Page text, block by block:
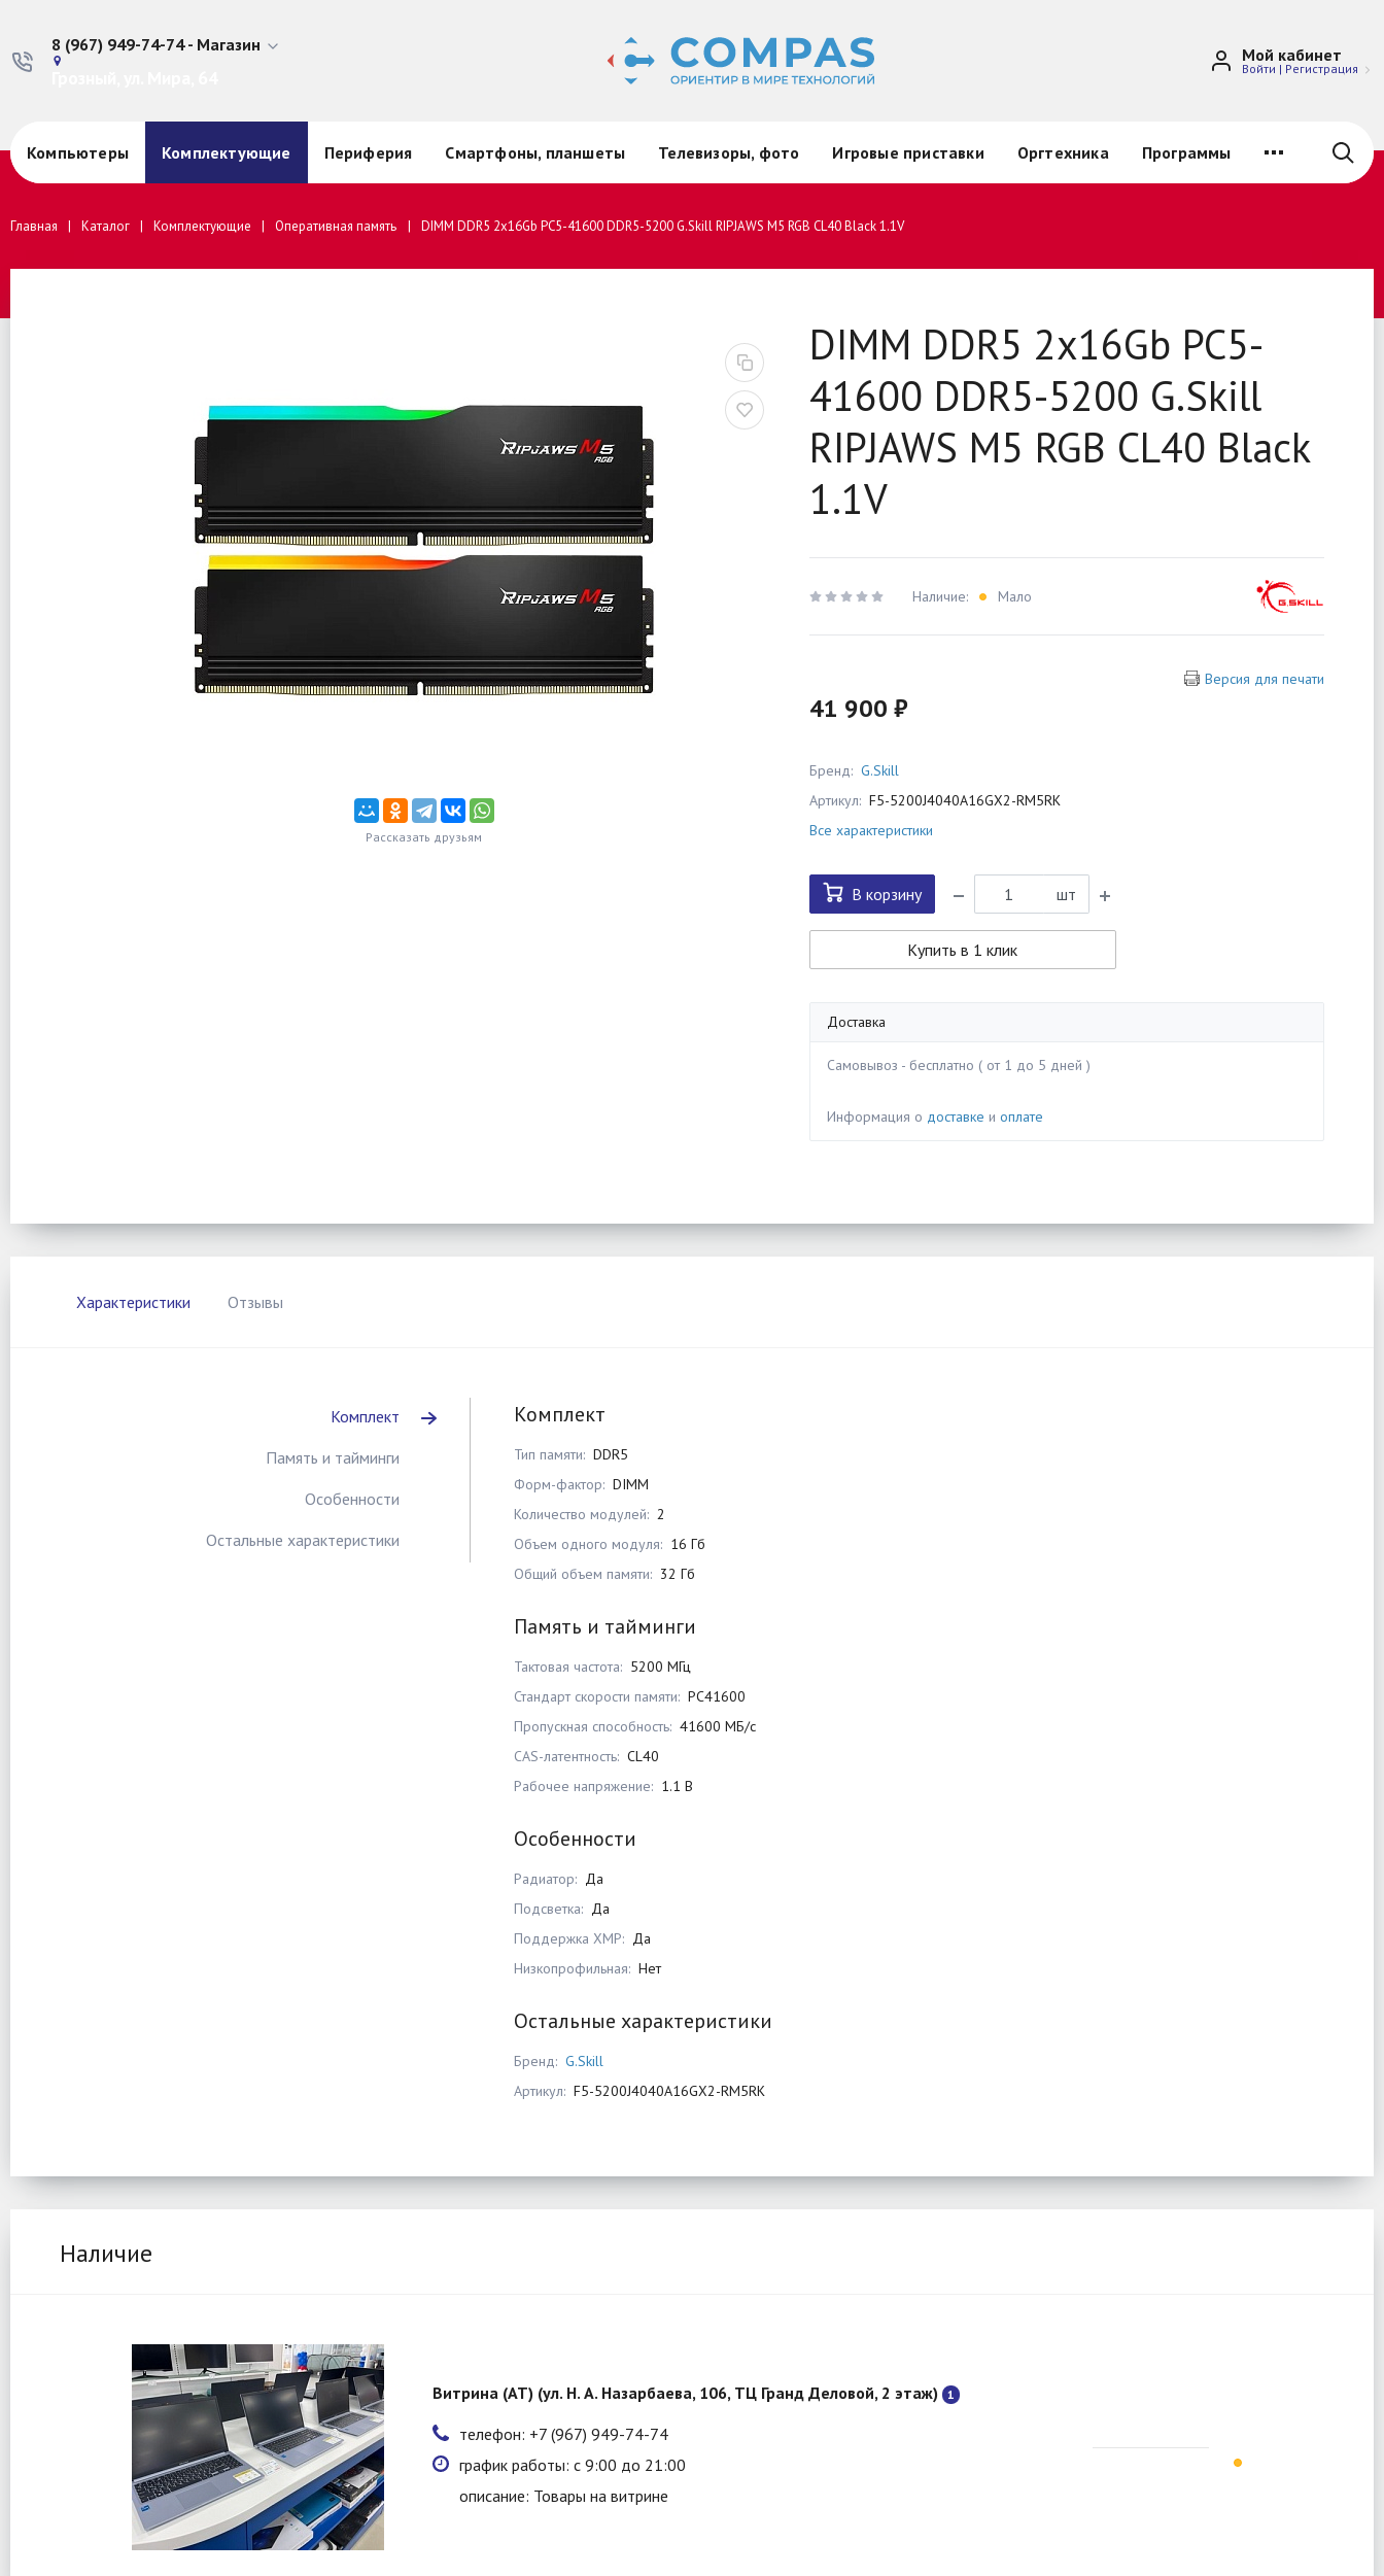
8 (967) 949-74-74 - Магазин Мой кабинет
Войти | Регистрация
Компьютеры Комплектующие Периферия Смартфоны, планшеты Телевизоры, фото Игровые приставки Оргтехника Программы
Главная Каталог Комплектующие Оперативная память DIMM DDR5 2x16Gb PC5-41600 DDR5-5200 G.Skill RIPJAWS M5 RGB CL40 Black 1.1V
Рассказать друзьям
DIMM DDR5 2x16Gb PC5-
41600 DDR5-5200 G.Skill
RIPJAWS M5 RGB CL40 Black
1.1V
Наличие: Мало
Версия для печати
41 900 ₽
Бренд: G.Skill
Артикул: F5-5200J4040A16GX2-RM5RK
Все характеристики
В корзину шт
Купить в 1 клик
Доставка
Самовывоз - бесплатно ( от 1 до 5 дней )
Информация о доставке и оплате
Характеристики Отзывы
Комплект
Память и тайминги
Особенности
Остальные характеристики
Комплект
Тип памяти: DDR5
Форм-фактор: DIMM
Количество модулей: 2
Объем одного модуля: 16 Гб
Общий объем памяти: 32 Гб
Память и тайминги
Тактовая частота: 5200 МГц
Стандарт скорости памяти: PC41600
Пропускная способность: 41600 МБ/с
CAS-латентность: CL40
Рабочее напряжение: 1.1 В
Особенности
Радиатор: Да
Подсветка: Да
Поддержка XMP: Да
Низкопрофильная: Нет
Остальные характеристики
Бренд: G.Skill
Артикул: F5-5200J4040A16GX2-RM5RK
Наличие
Витрина (АТ) (ул. Н. А. Назарбаева, 106, ТЦ Гранд Деловой, 2 этаж) 1
телефон: +7 (967) 949-74-74
график работы: с 9:00 до 21:00
описание: Товары на витрине